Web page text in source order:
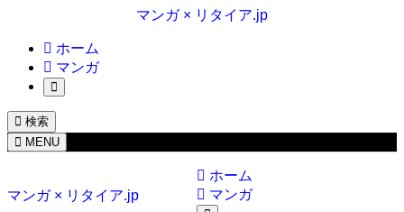
マンガ × リタイア.jp
ホーム
マンガ
検索
MENU
マンガ × リタイア.jp
ホーム
マンガ